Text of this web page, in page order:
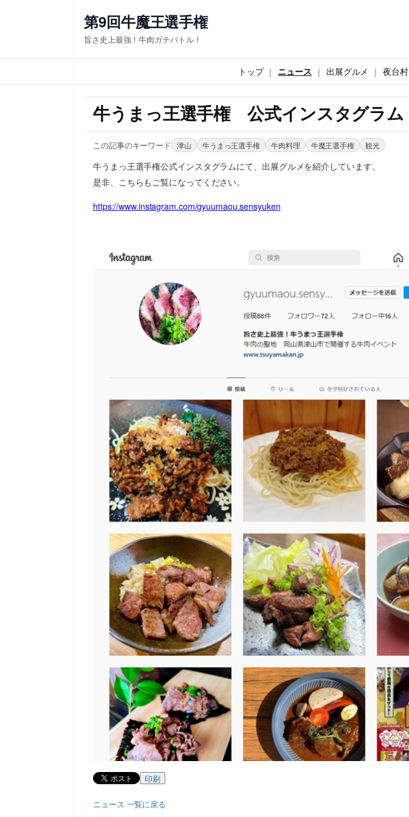
第9回牛魔王選手権
旨さ史上最強！牛肉ガチバトル！
トップ ニュース 出展グルメ 夜台村
牛うまっ王選手権 公式インスタグラム
この記事のキーワード 津山 牛うまっ王選手権 牛肉料理 牛魔王選手権 観光
牛うまっ王選手権公式インスタグラムにて、出展グルメを紹介しています。
是非、こちらもご覧になってください。
https://www.instagram.com/gyuumaou.sensyuken
印刷
ニュース 一覧に戻る